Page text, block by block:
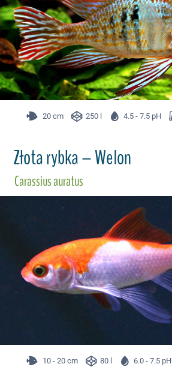
20 cm 250 l 4.5 - 7.5 pH
Złota rybka – Welon
Carassius auratus
10 - 20 cm 80 l 6.0 - 7.5 pH